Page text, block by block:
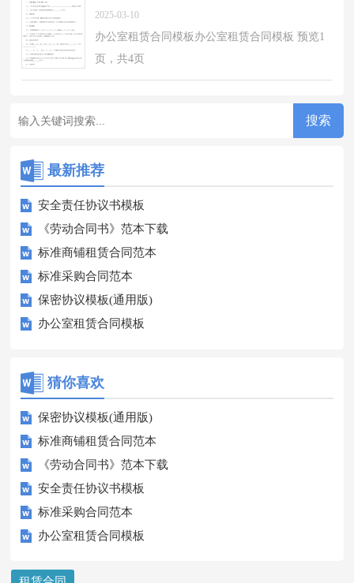
2025-03-10
办公室租赁合同模板办公室租赁合同模板 预览1
页，共4页
最新推荐
安全责任协议书模板
《劳动合同书》范本下载
标准商铺租赁合同范本
标准采购合同范本
保密协议模板(通用版)
办公室租赁合同模板
猜你喜欢
保密协议模板(通用版)
标准商铺租赁合同范本
《劳动合同书》范本下载
安全责任协议书模板
标准采购合同范本
办公室租赁合同模板